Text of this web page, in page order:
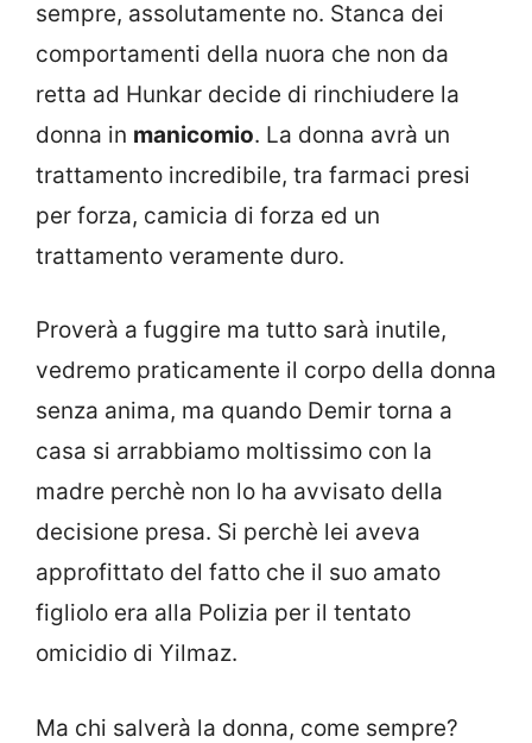
sempre, assolutamente no. Stanca dei
comportamenti della nuora che non da
retta ad Hunkar decide di rinchiudere la
donna in manicomio. La donna avrà un
trattamento incredibile, tra farmaci presi
per forza, camicia di forza ed un
trattamento veramente duro.
Proverà a fuggire ma tutto sarà inutile,
vedremo praticamente il corpo della donna
senza anima, ma quando Demir torna a
casa si arrabbiamo moltissimo con la
madre perchè non lo ha avvisato della
decisione presa. Si perchè lei aveva
approfittato del fatto che il suo amato
figliolo era alla Polizia per il tentato
omicidio di Yilmaz.
Ma chi salverà la donna, come sempre?